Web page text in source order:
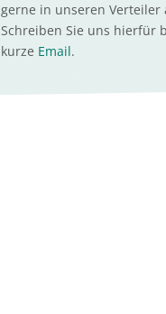
gerne in unseren Verteiler
Schreiben Sie uns hierfür
kurze Email.